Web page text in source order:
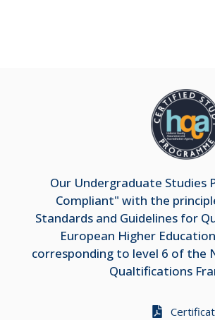
Our Undergraduate Studies
Compliant" with the
Standards and Guidelines for
European Higher
corresponding to level 6 of the
Qualtifications